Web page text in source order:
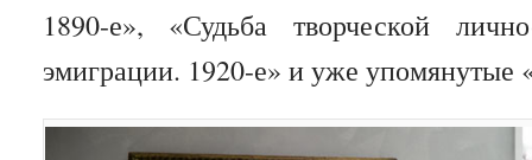
1890-е», «Судьба творческой
эмиграции. 1920-е» и уже упомянутые